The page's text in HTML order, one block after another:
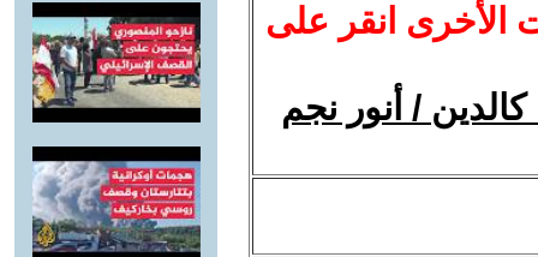
الأخرى انقر على
/ أنور نجم